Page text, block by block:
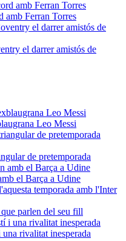
amb Ferran Torres
el darrer amistós de
Leo Messi
de pretemporada
el Barça a Udine
parlen del seu fill
rivalitat inesperada